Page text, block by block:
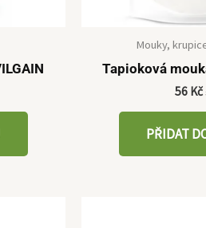
Mouky,
Tapioková
56 Kč
PŘIDAT